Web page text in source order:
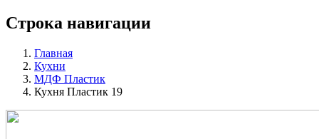
Строка навигации
Главная
Кухни
МДФ Пластик
Кухня Пластик 19